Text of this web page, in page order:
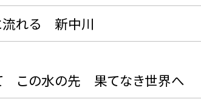
れる 新中川
水の先 果てなき世界へ